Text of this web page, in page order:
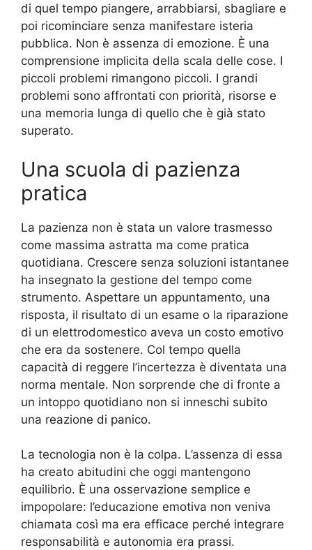
di quel tempo piangere, arrabbiarsi, sbagliare e
poi ricominciare senza manifestare isteria
pubblica. Non è assenza di emozione. È una
comprensione implicita della scala delle cose. I
piccoli problemi rimangono piccoli. I grandi
problemi sono affrontati con priorità, risorse e
una memoria lunga di quello che è già stato
superato.
Una scuola di pazienza
pratica
La pazienza non è stata un valore trasmesso
come massima astratta ma come pratica
quotidiana. Crescere senza soluzioni istantanee
ha insegnato la gestione del tempo come
strumento. Aspettare un appuntamento, una
risposta, il risultato di un esame o la riparazione
di un elettrodomestico aveva un costo emotivo
che era da sostenere. Col tempo quella
capacità di reggere l’incertezza è diventata una
norma mentale. Non sorprende che di fronte a
un intoppo quotidiano non si inneschi subito
una reazione di panico.
La tecnologia non è la colpa. L’assenza di essa
ha creato abitudini che oggi mantengono
equilibrio. È una osservazione semplice e
impopolare: l’educazione emotiva non veniva
chiamata così ma era efficace perché integrare
responsabilità e autonomia era prassi.